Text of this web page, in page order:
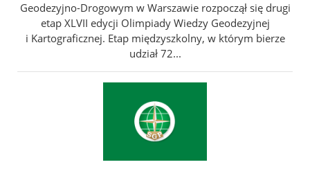
Geodezyjno-Drogowym w Warszawie rozpoczął się drugi
etap XLVII edycji Olimpiady Wiedzy Geodezyjnej
i Kartograficznej. Etap międzyszkolny, w którym bierze
udział 72...